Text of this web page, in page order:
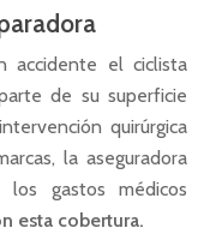
accidente el ciclista
de su superficie
quirúrgica
la aseguradora
gastos médicos
esta cobertura.
Seguro colectivo de
empresas
Seguro colectivo de
para empresas
Seguros para startups
de empresa
de ahorro
deportivos